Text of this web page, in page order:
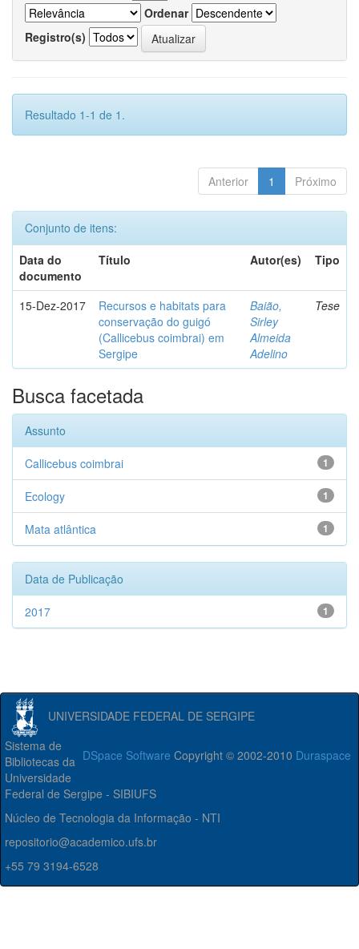
Ordenar
Registro(s)
Resultado 1-1 de 1.
Anterior 1 Próximo
Conjunto de itens:
Data do
documento
Título Autor(es) Tipo
15-Dez-2017
Recursos e habitats para
conservação do guigó
(Callicebus coimbrai) em
Sergipe
Baião,
Sirley
Almeida
Adelino
Tese
Busca facetada
Assunto
1
Callicebus coimbrai
1
Ecology
1
Mata atlântica
Data de Publicação
1
2017
UNIVERSIDADE FEDERAL DE SERGIPE
DSpace Software Copyright © 2002-2010 Duraspace
Sistema de
Bibliotecas da
Universidade
Federal de Sergipe - SIBIUFS
Núcleo de Tecnologia da Informação - NTI
repositorio@academico.ufs.br
+55 79 3194-6528